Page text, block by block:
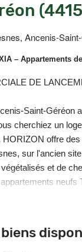
Ancenis-
– Appartements
DE
Saint-Géréon
cherchiez un
HORIZON offre
sur l'ancien
et de
stationnement
permet de